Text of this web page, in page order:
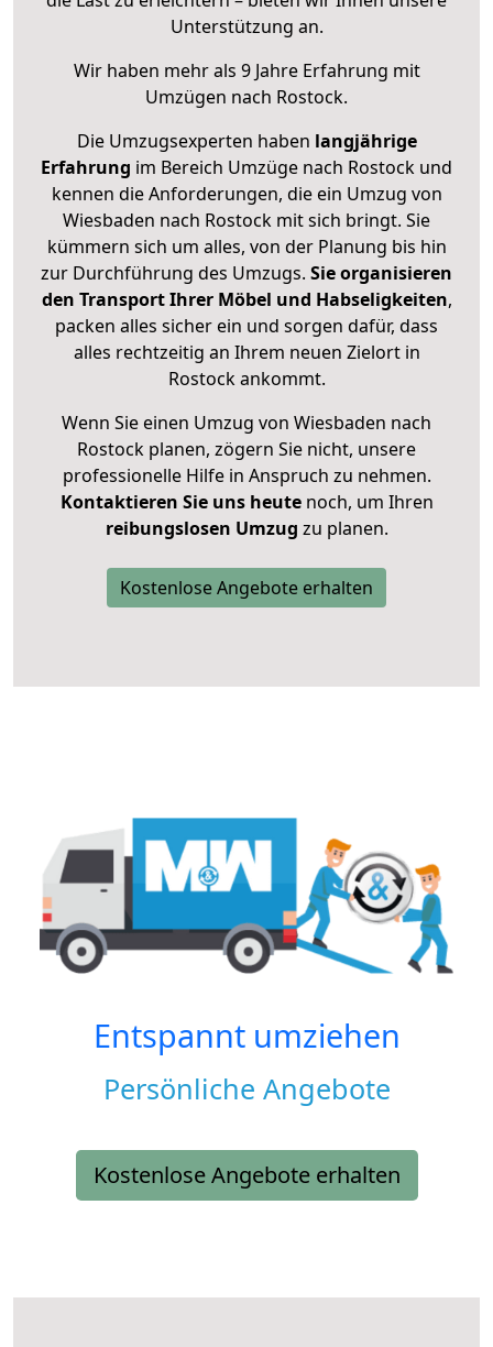
Unterstützung an.
Wir haben mehr als 9 Jahre Erfahrung mit
Umzügen nach Rostock.
Die Umzugsexperten haben langjährige
Erfahrung im Bereich Umzüge nach Rostock und
kennen die Anforderungen, die ein Umzug von
Wiesbaden nach Rostock mit sich bringt. Sie
kümmern sich um alles, von der Planung bis hin
zur Durchführung des Umzugs. Sie organisieren
den Transport Ihrer Möbel und Habseligkeiten,
packen alles sicher ein und sorgen dafür, dass
alles rechtzeitig an Ihrem neuen Zielort in
Rostock ankommt.
Wenn Sie einen Umzug von Wiesbaden nach
Rostock planen, zögern Sie nicht, unsere
professionelle Hilfe in Anspruch zu nehmen.
Kontaktieren Sie uns heutenoch, um Ihren
reibungslosen Umzug zu planen.
Kostenlose Angebote erhalten
Entspannt umziehen
Persönliche Angebote
Kostenlose Angebote erhalten